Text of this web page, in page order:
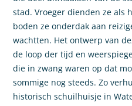
stad. Vroeger dienden ze als
boden ze onderdak aan
wachtten. Het ontwerp van
de loop der tijd en
die in zwang waren op dat
sommige nog steeds. Zo
historisch schuilhuisje in